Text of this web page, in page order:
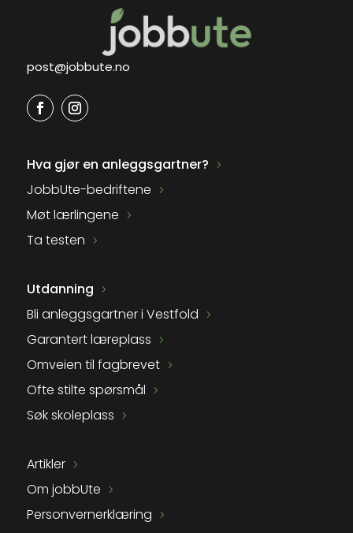
post@jobbute.no
Hva gjør en anleggsgartner?
JobbUte-bedriftene
Møt lærlingene
Ta testen
Utdanning
Bli anleggsgartner i Vestfold
Garantert læreplass
Omveien til fagbrevet
Ofte stilte spørsmål
Søk skoleplass
Artikler
Om jobbUte
Personvernerklæring